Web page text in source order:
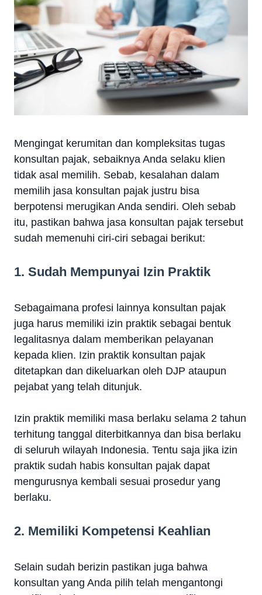
Mengingat kerumitan dan kompleksitas tugas
konsultan pajak, sebaiknya Anda selaku klien
tidak asal memilih. Sebab, kesalahan dalam
memilih jasa konsultan pajak justru bisa
berpotensi merugikan Anda sendiri. Oleh sebab
itu, pastikan bahwa jasa konsultan pajak tersebut
sudah memenuhi ciri-ciri sebagai berikut:
1. Sudah Mempunyai Izin Praktik
Sebagaimana profesi lainnya konsultan pajak
juga harus memiliki izin praktik sebagai bentuk
legalitasnya dalam memberikan pelayanan
kepada klien. Izin praktik konsultan pajak
ditetapkan dan dikeluarkan oleh DJP ataupun
pejabat yang telah ditunjuk.
Izin praktik memiliki masa berlaku selama 2 tahun
terhitung tanggal diterbitkannya dan bisa berlaku
di seluruh wilayah Indonesia. Tentu saja jika izin
praktik sudah habis konsultan pajak dapat
mengurusnya kembali sesuai prosedur yang
berlaku.
2. Memiliki Kompetensi Keahlian
Selain sudah berizin pastikan juga bahwa
konsultan yang Anda pilih telah mengantongi